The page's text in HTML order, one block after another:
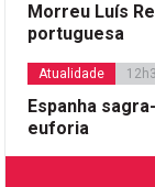
Morreu Luís
portuguesa
Atualidade
Espanha
euforia